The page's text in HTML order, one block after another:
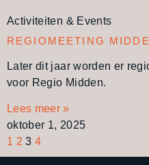
Activiteiten & Events
REGIOMEETING
Later dit jaar worden er
voor Regio Midden.
Lees meer »
oktober 1, 2025
1 2 3 4